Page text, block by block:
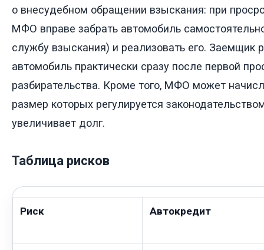
о внесудебном обращении взыскания: при
МФО вправе забрать автомобиль
службу взыскания) и реализовать его. Заемщик
автомобиль практически сразу после первой
разбирательства. Кроме того, МФО может
размер которых регулируется
увеличивает долг.
Таблица рисков
Риск Автокредит